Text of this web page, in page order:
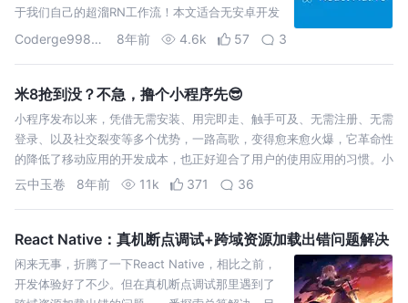
于我们自己的超溜RN工作流！本文适合无安卓开发
经验的前端工程师阅读，请安卓大佬勿喷~
Coderge99890 8年前 4.6k 57 3
米8抢到没？不急，撸个小程序先😎
小程序发布以来，凭借无需安装、用完即走、触手可及、无需注册、无需
登录、以及社交裂变等多个优势，一路高歌，变得愈来愈火爆，它革命性
的降低了移动应用的开发成本，也正好迎合了用户的使用应用的习惯。小
程序魅力如此之大，作为一枚程序猿，我想怎么不自己做一个呢？话不多
云中玉卷 8年前 11k 371 36
React Native：真机断点调试+跨域资源加载出错问题解决
闲来无事，折腾了一下React Native，相比之前，
开发体验好了不少。但在真机断点调试那里遇到了